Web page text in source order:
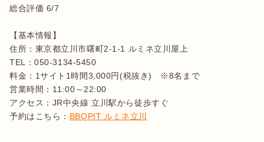
総合評価 6/7
【基本情報】
住所：東京都立川市曙町2-1-1 ルミネ立川屋上
TEL：050-3134-5450
料金：1サイト1時間3,000円(税抜き)　※8名まで
営業時間：11:00～22:00
アクセス：JR中央線 立川駅から徒歩すぐ
予約はこちら： BBQPIT ルミネ立川